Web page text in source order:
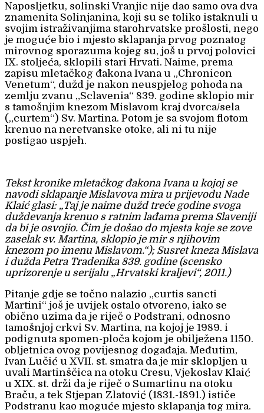
Naposljetku, solinski Vranjic nije dao samo ova dva
znamenita Solinjanina, koji su se toliko istaknuli u
svojim istraživanjima starohrvatske prošlosti, nego
je moguće bio i mjesto sklapanja prvog poznatog
mirovnog sporazuma kojeg su, još u prvoj polovici
IX. stoljeća, sklopili stari Hrvati. Naime, prema
zapisu mletačkog đakona Ivana u „Chronicon
Venetum“, dužd je nakon neuspjelog pohoda na
zemlju zvanu „Sclavenia“ 839. godine sklopio mir
s tamošnjim knezom Mislavom kraj dvorca/sela
(„curtem“) Sv. Martina. Potom je sa svojom flotom
krenuo na neretvanske otoke, ali ni tu nije
postigao uspjeh.
Tekst kronike mletačkog đakona Ivana u kojoj se
navodi sklapanje Mislavova mira u prijevodu Nade
Klaić glasi: „Taj je naime dužd treće godine svoga
duždevanja krenuo s ratnim lađama prema Slaveniji
da bi je osvojio. Čim je došao do mjesta koje se zove
zaselak sv. Martina, sklopio je mir s njihovim
knezom po imenu Mislavom.“); Susret kneza Mislava
i dužda Petra Tradenika 839. godine (scensko
uprizorenje u serijalu „Hrvatski kraljevi“, 2011.)
Pitanje gdje se točno nalazio „curtis sancti
Martini“ još je uvijek ostalo otvoreno, iako se
obično uzima da je riječ o Podstrani, odnosno
tamošnjoj crkvi Sv. Martina, na kojoj je 1989. i
podignuta spomen-ploča kojom je obilježena 1150.
obljetnica ovog povijesnog događaja. Međutim,
Ivan Lučić u XVII. st. smatra da je mir sklopljen u
uvali Martinščica na otoku Cresu, Vjekoslav Klaić
u XIX. st. drži da je riječ o Sumartinu na otoku
Braču, a tek Stjepan Zlatović (1831.-1891.) ističe
Podstranu kao moguće mjesto sklapanja tog mira.